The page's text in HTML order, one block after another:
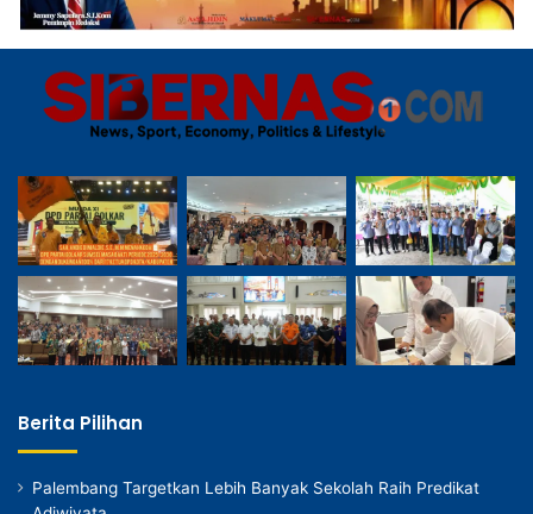
Berita Pilihan
Palembang Targetkan Lebih Banyak Sekolah Raih Predikat